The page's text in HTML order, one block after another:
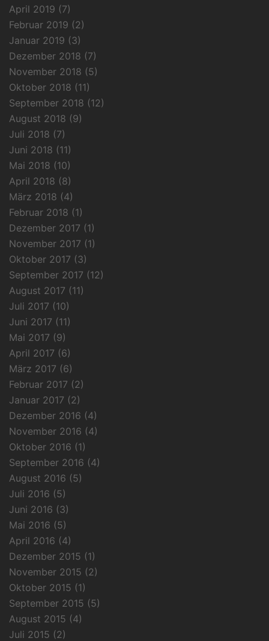
April 2019 (7)
Februar 2019 (2)
Januar 2019 (3)
Dezember 2018 (7)
November 2018 (5)
Oktober 2018 (11)
September 2018 (12)
August 2018 (9)
Juli 2018 (7)
Juni 2018 (11)
Mai 2018 (10)
April 2018 (8)
März 2018 (4)
Februar 2018 (1)
Dezember 2017 (1)
November 2017 (1)
Oktober 2017 (3)
September 2017 (12)
August 2017 (11)
Juli 2017 (10)
Juni 2017 (11)
Mai 2017 (9)
April 2017 (6)
März 2017 (6)
Februar 2017 (2)
Januar 2017 (2)
Dezember 2016 (4)
November 2016 (4)
Oktober 2016 (1)
September 2016 (4)
August 2016 (5)
Juli 2016 (5)
Juni 2016 (3)
Mai 2016 (5)
April 2016 (4)
Dezember 2015 (1)
November 2015 (2)
Oktober 2015 (1)
September 2015 (5)
August 2015 (4)
Juli 2015 (2)